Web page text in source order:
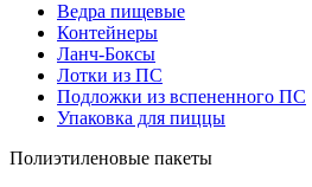
Ведра пищевые
Контейнеры
Ланч-Боксы
Лотки из ПС
Подложки из вспененного ПС
Упаковка для пиццы
Полиэтиленовые пакеты